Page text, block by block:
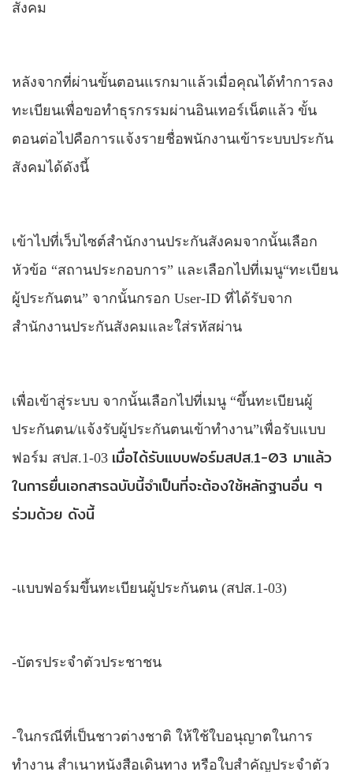
สังคม
หลังจากที่ผ่านขั้นตอนแรกมาแล้วเมื่อคุณได้ทำการลง
ทะเบียนเพื่อขอทำธุรกรรมผ่านอินเทอร์เน็ตแล้ว ขั้น
ตอนต่อไปคือการแจ้งรายชื่อพนักงานเข้าระบบประกัน
สังคมได้ดังนี้
เข้าไปที่เว็บไซต์สำนักงานประกันสังคมจากนั้นเลือก
หัวข้อ “สถานประกอบการ” และเลือกไปที่เมนู“ทะเบียน
ผู้ประกันตน” จากนั้นกรอก User-ID ที่ได้รับจาก
สำนักงานประกันสังคมและใส่รหัสผ่าน
เพื่อเข้าสู่ระบบ จากนั้นเลือกไปที่เมนู “ขึ้นทะเบียนผู้
ประกันตน/แจ้งรับผู้ประกันตนเข้าทำงาน”เพื่อรับแบบ
ฟอร์ม สปส.1-03 เมื่อได้รับแบบฟอร์มสปส.1-03 มาแล้ว
ในการยื่นเอกสารฉบับนี้จำเป็นที่จะต้องใช้หลักฐานอื่น ๆ
ร่วมด้วย ดังนี้
-แบบฟอร์มขึ้นทะเบียนผู้ประกันตน (สปส.1-03)
-บัตรประจำตัวประชาชน
-ในกรณีที่เป็นชาวต่างชาติ ให้ใช้ใบอนุญาตในการ
ทำงาน สำเนาหนังสือเดินทาง หรือใบสำคัญประจำตัว